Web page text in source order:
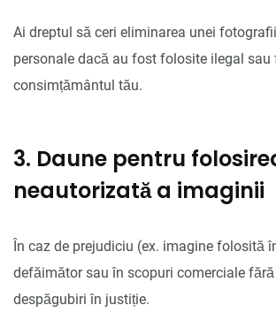
Ai dreptul să ceri eliminarea unei
personale dacă au fost folosite ilegal sau
consimțământul tău.
3. Daune pentru
neautorizată a imaginii
În caz de prejudiciu (ex. imagine folosită
defăimător sau în scopuri comerciale
despăgubiri în justiție.